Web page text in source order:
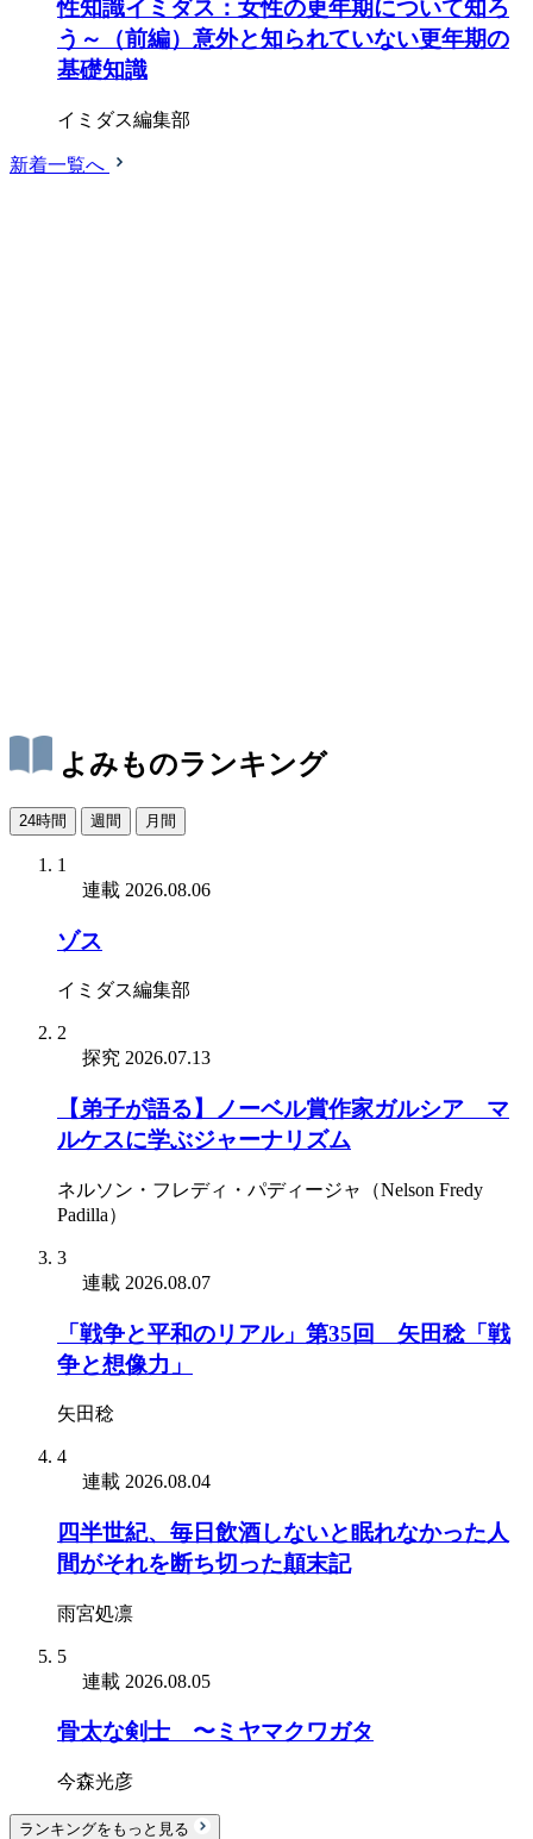
性知識イミダス：女性の更年期について知ろ
う～（前編）意外と知られていない更年期の
基礎知識
イミダス編集部
新着一覧へ
よみものランキング
24時間 週間 月間
1
連載 2026.08.06
ゾス
イミダス編集部
2
探究 2026.07.13
【弟子が語る】ノーベル賞作家ガルシア゠マ
ルケスに学ぶジャーナリズム
ネルソン・フレディ・パディージャ（Nelson Fredy
Padilla）
3
連載 2026.08.07
「戦争と平和のリアル」第35回 矢田稔「戦
争と想像力」
矢田稔
4
連載 2026.08.04
四半世紀、毎日飲酒しないと眠れなかった人
間がそれを断ち切った顛末記
雨宮処凛
5
連載 2026.08.05
骨太な剣士 〜ミヤマクワガタ
今森光彦
ランキングをもっと見る